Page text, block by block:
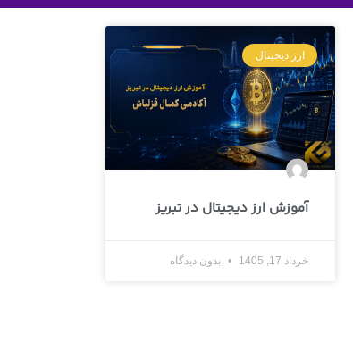
ارز دیجیتال
آموزش ارز دیجیتال در تبریز
خرداد 17, 1405 بدون دیدگاه